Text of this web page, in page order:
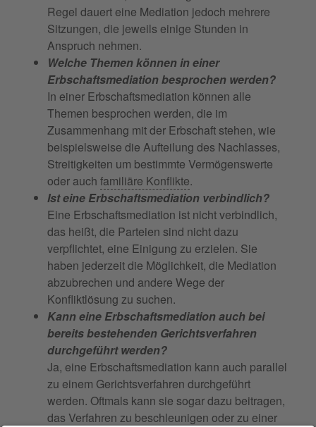
Regel dauert eine Mediation jedoch mehrere
Sitzungen, die jeweils einige Stunden in
Anspruch nehmen.
Welche Themen können in einer
Erbschaftsmediation besprochen werden?
In einer Erbschaftsmediation können alle
Themen besprochen werden, die im
Zusammenhang mit der Erbschaft stehen, wie
beispielsweise die Aufteilung des Nachlasses,
Streitigkeiten um bestimmte Vermögenswerte
oder auch familiäre Konflikte.
Ist eine Erbschaftsmediation verbindlich?
Eine Erbschaftsmediation ist nicht verbindlich,
das heißt, die Parteien sind nicht dazu
verpflichtet, eine Einigung zu erzielen. Sie
haben jederzeit die Möglichkeit, die Mediation
abzubrechen und andere Wege der
Konfliktlösung zu suchen.
Kann eine Erbschaftsmediation auch bei
bereits bestehenden Gerichtsverfahren
durchgeführt werden?
Ja, eine Erbschaftsmediation kann auch parallel
zu einem Gerichtsverfahren durchgeführt
werden. Oftmals kann sie sogar dazu beitragen,
das Verfahren zu beschleunigen oder zu einer